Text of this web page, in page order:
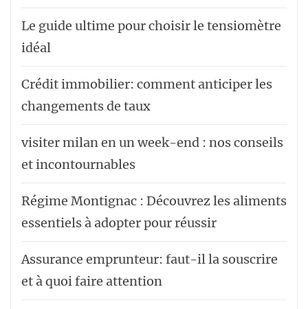
Le guide ultime pour choisir le tensiomètre
idéal
Crédit immobilier: comment anticiper les
changements de taux
visiter milan en un week-end : nos conseils
et incontournables
Régime Montignac : Découvrez les aliments
essentiels à adopter pour réussir
Assurance emprunteur: faut-il la souscrire
et à quoi faire attention